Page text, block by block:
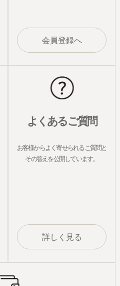
会員登録へ
よくあるご質問
お客様からよく寄せられるご質問と
その答えを公開しています。
詳しく見る